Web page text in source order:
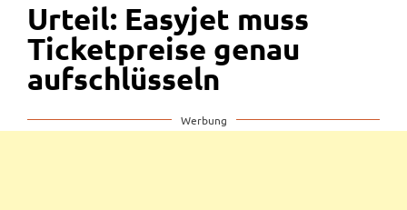
Urteil: Easyjet muss
Ticketpreise genau
aufschlüsseln
Werbung